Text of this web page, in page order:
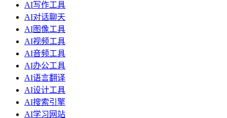
AI写作工具
AI对话聊天
AI图像工具
AI视频工具
AI音频工具
AI办公工具
AI语言翻译
AI设计工具
AI搜索引擎
AI学习网站